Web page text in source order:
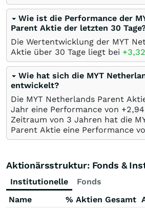
Wie ist die Performance der
Parent Aktie der letzten 30
Die Wertentwicklung der MYT
Aktie über 30 Tage liegt bei +3,32
Wie hat sich die MYT
entwickelt?
Die MYT Netherlands Parent
Jahr eine Performance von +2,94
Zeitraum von 3 Jahren hat die
Parent Aktie eine Performance
Aktionärsstruktur: Fonds &
Institutionelle
Fonds
Name
% Aktien Gesamt